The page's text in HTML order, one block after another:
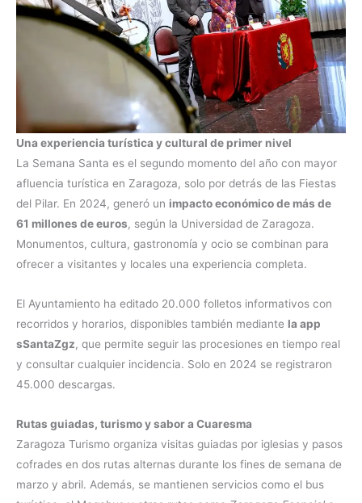
Una experiencia turística y cultural de primer nivel
La Semana Santa es el segundo momento del año con mayor
afluencia turística en Zaragoza, solo por detrás de las Fiestas
del Pilar. En 2024, generó un impacto económico de más de
61 millones de euros, según la Universidad de Zaragoza.
Monumentos, cultura, gastronomía y ocio se combinan para
ofrecer a visitantes y locales una experiencia completa.
El Ayuntamiento ha editado 20.000 folletos informativos con
recorridos y horarios, disponibles también mediante la app
sSantaZgz, que permite seguir las procesiones en tiempo real
y consultar cualquier incidencia. Solo en 2024 se registraron
45.000 descargas.
Rutas guiadas, turismo y sabor a Cuaresma
Zaragoza Turismo organiza visitas guiadas por iglesias y pasos
cofrades en dos rutas alternas durante los fines de semana de
marzo y abril. Además, se mantienen servicios como el bus